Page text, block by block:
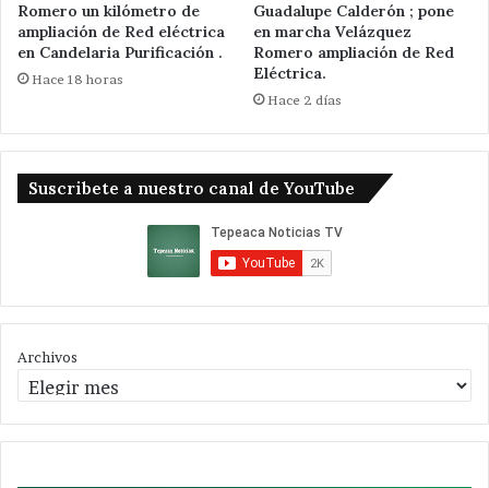
Romero un kilómetro de
ampliación de Red eléctrica
en Candelaria Purificación .
Hace 18 horas
Guadalupe Calderón ; pone
en marcha Velázquez
Romero ampliación de Red
Eléctrica.
Hace 2 días
Suscribete a nuestro canal de YouTube
Archivos